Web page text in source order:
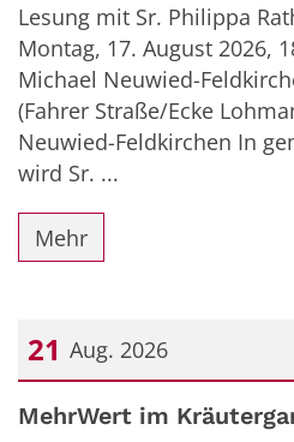
Lesung mit Sr. Philippa
Montag, 17. August 2026,
Michael Neuwied-
(Fahrer Straße/Ecke
Neuwied-Feldkirchen In
wird Sr. ...
Mehr
21 Aug. 2026
Datum: 21. August 2026
MehrWert im